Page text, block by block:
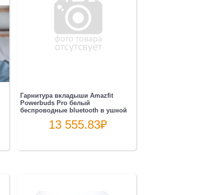
Гарнитура вкладыши Amazfit
Powerbuds Pro белый
беспроводные bluetooth в ушной
13 555.83₽